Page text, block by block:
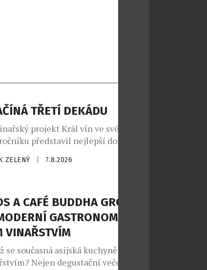
TŘETÍ DEKÁDU
projekt Král vín ve svém již
představil nejlepší domácí
odborná porota z celkem 1260
Král vín, který se – i přesto, že
ZELENÝ 7.8.2026
A CAFÉ BUDDHA GROUP
GASTRONOMII S
VINAŘSTVÍM
současná asijská kuchyně potká s
Nejen degustační večeře, ale